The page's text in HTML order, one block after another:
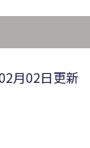
月02日更新